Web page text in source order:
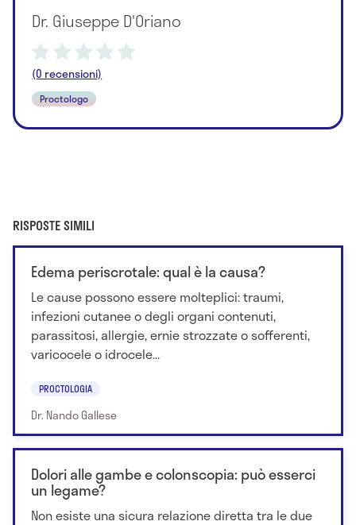
Dr. Giuseppe D'Oriano
(0 recensioni)
Proctologo
RISPOSTE SIMILI
Edema periscrotale: qual è la causa?
Le cause possono essere molteplici: traumi,
infezioni cutanee o degli organi contenuti,
parassitosi, allergie, ernie strozzate o sofferenti,
varicocele o idrocele...
PROCTOLOGIA
Dr. Nando Gallese
Dolori alle gambe e colonscopia: può esserci
un legame?
Non esiste una sicura relazione diretta tra le due